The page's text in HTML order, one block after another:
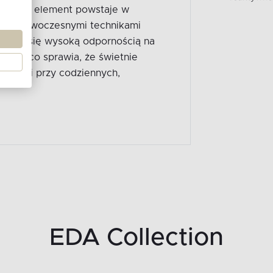
Każdy element powstaje w
z nowoczesnymi technikami
się wysoką odpornością na
co sprawia, że świetnie
jak i przy codziennych,
EDA Collection